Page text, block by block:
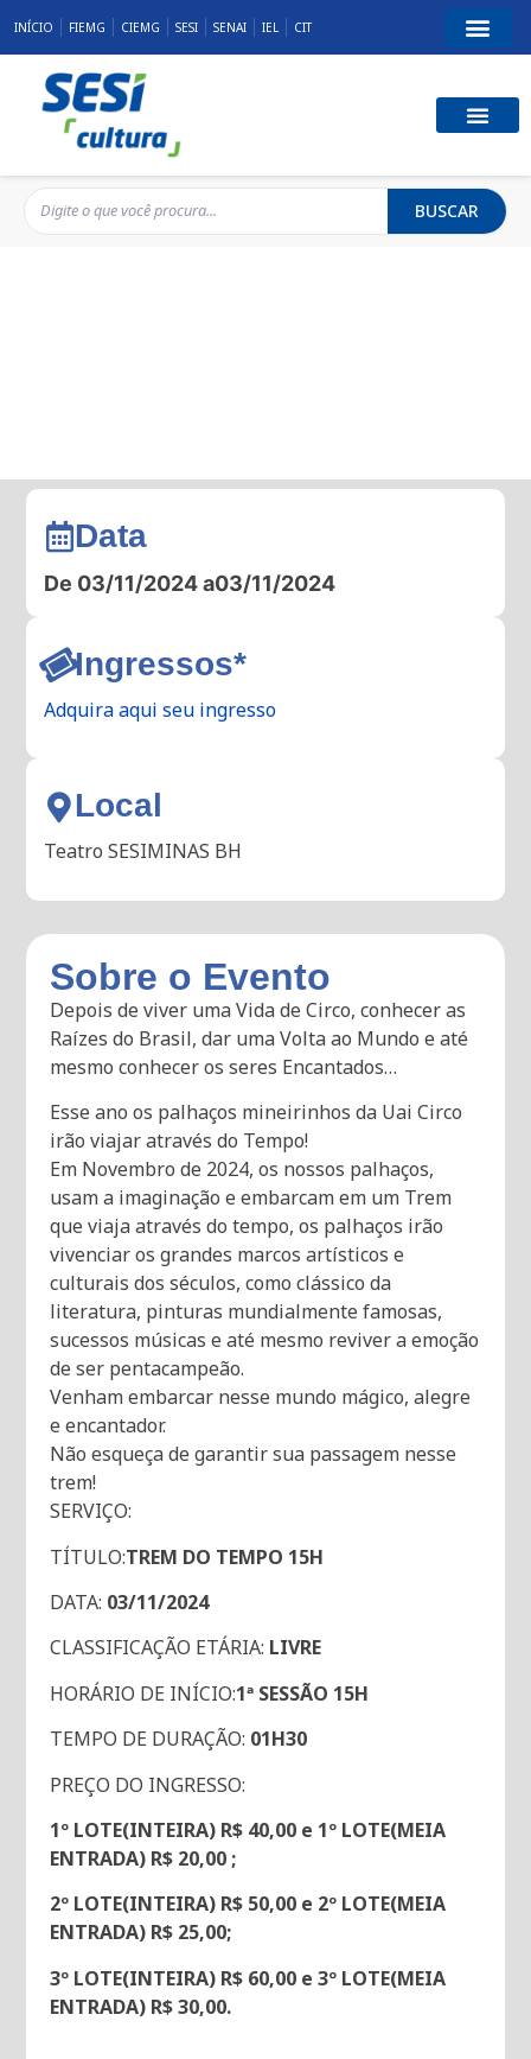
INÍCIO FIEMG CIEMG SESI SENAI IEL CIT
BUSCAR
Data
De 03/11/2024 a03/11/2024
Ingressos*
Adquira aqui seu ingresso
Local
Teatro SESIMINAS BH
Sobre o Evento
Depois de viver uma Vida de Circo, conhecer as
Raízes do Brasil, dar uma Volta ao Mundo e até
mesmo conhecer os seres Encantados…
Esse ano os palhaços mineirinhos da Uai Circo
irão viajar através do Tempo!
Em Novembro de 2024, os nossos palhaços,
usam a imaginação e embarcam em um Trem
que viaja através do tempo, os palhaços irão
vivenciar os grandes marcos artísticos e
culturais dos séculos, como clássico da
literatura, pinturas mundialmente famosas,
sucessos músicas e até mesmo reviver a emoção
de ser pentacampeão.
Venham embarcar nesse mundo mágico, alegre
e encantador.
Não esqueça de garantir sua passagem nesse
trem!
SERVIÇO:
TÍTULO:TREM DO TEMPO 15H
DATA: 03/11/2024
CLASSIFICAÇÃO ETÁRIA: LIVRE
HORÁRIO DE INÍCIO:1ª SESSÃO 15H
TEMPO DE DURAÇÃO: 01H30
PREÇO DO INGRESSO:
1º LOTE(INTEIRA) R$ 40,00 e 1º LOTE(MEIA
ENTRADA) R$ 20,00 ;
2º LOTE(INTEIRA) R$ 50,00 e 2º LOTE(MEIA
ENTRADA) R$ 25,00;
3º LOTE(INTEIRA) R$ 60,00 e 3º LOTE(MEIA
ENTRADA) R$ 30,00.